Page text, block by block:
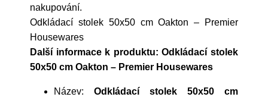
nakupování.
Odkládací stolek 50x50 cm Oakton – Premier
Housewares
Další informace k produktu: Odkládací stolek
50x50 cm Oakton – Premier Housewares
Název: Odkládací stolek 50x50 cm